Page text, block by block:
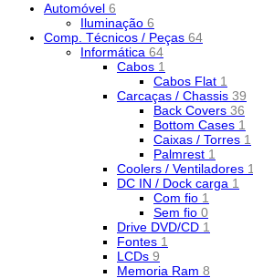
Automóvel 6
Iluminação 6
Comp. Técnicos / Peças 64
Informática 64
Cabos 1
Cabos Flat 1
Carcaças / Chassis 39
Back Covers 36
Bottom Cases 1
Caixas / Torres 1
Palmrest 1
Coolers / Ventiladores 1
DC IN / Dock carga 1
Com fio 1
Sem fio 0
Drive DVD/CD 1
Fontes 1
LCDs 9
Memoria Ram 8